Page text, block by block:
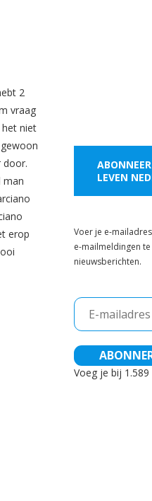
2
vraag
niet
door.
man
erop
LEVEN
Voer je e-
e-mailmeldingen
nieuwsberichten.
E-
mailadres
Voeg je bij